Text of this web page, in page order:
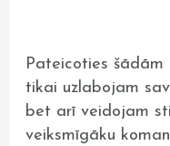
Pateicoties
tikai uzlabojam
bet arī veidojam
veiksmīgāku